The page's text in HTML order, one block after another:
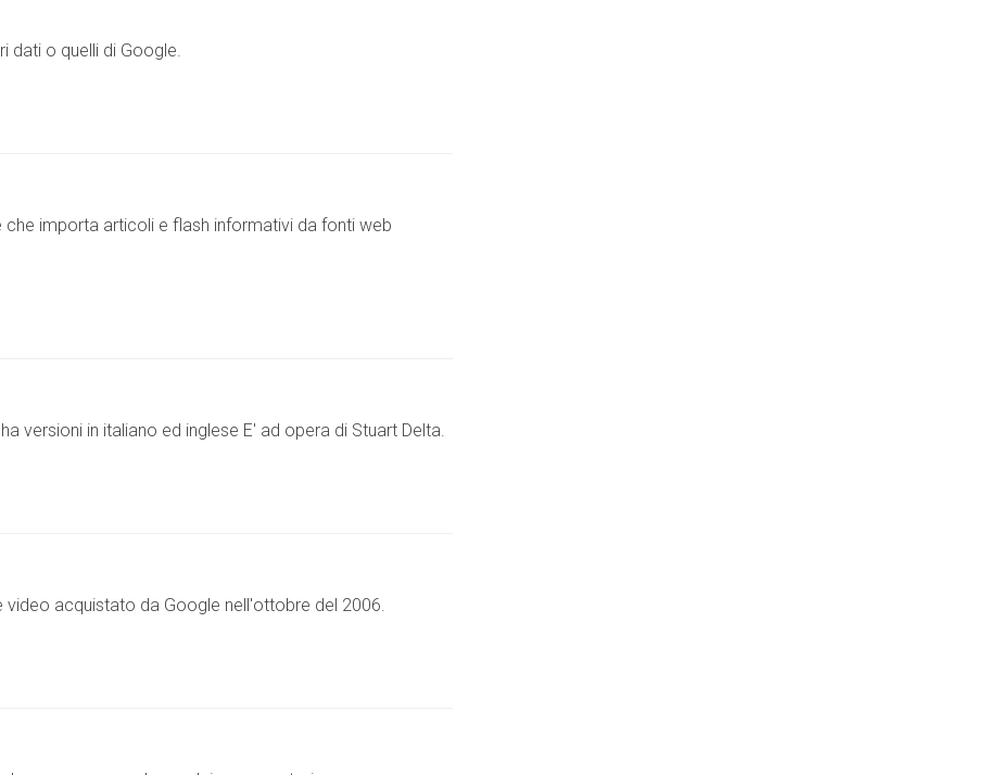
dati o quelli di Google.
importa articoli e flash informativi da fonti web
versioni in italiano ed inglese E' ad opera di Stuart Delta.
video acquistato da Google nell'ottobre del 2006.